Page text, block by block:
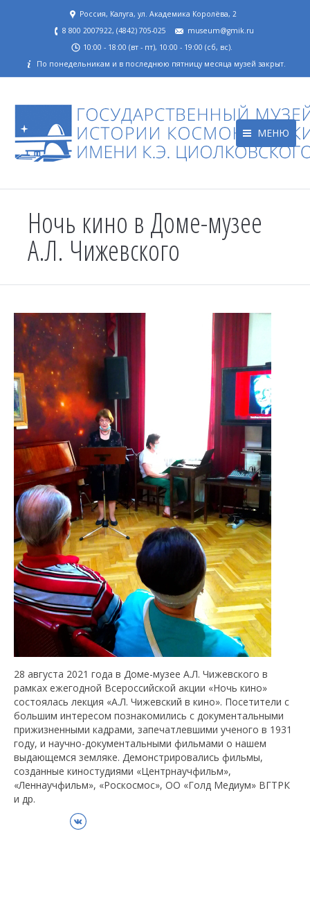
Россия, Калуга, ул. Академика Королёва, 2
8 800 2007922, (4842) 705-025
museum@gmik.ru
10:00 - 18:00 (вт - пт), 10:00 - 19:00 (сб, вс).
По понедельникам и в последнюю пятницу месяца музей закрыт.
МЕНЮ
Ночь кино в Доме-музее
А.Л. Чижевского
28 августа 2021 года в Доме-музее А.Л. Чижевского в
рамках ежегодной Всероссийской акции «Ночь кино»
состоялась лекция «А.Л. Чижевский в кино». Посетители с
большим интересом познакомились с документальными
прижизненными кадрами, запечатлевшими ученого в 1931
году, и научно-документальными фильмами о нашем
выдающемся земляке. Демонстрировались фильмы,
созданные киностудиями «Центрнаучфильм»,
«Леннаучфильм», «Роскосмос», ОО «Голд Медиум» ВГТРК
и др.
ВКонтакте